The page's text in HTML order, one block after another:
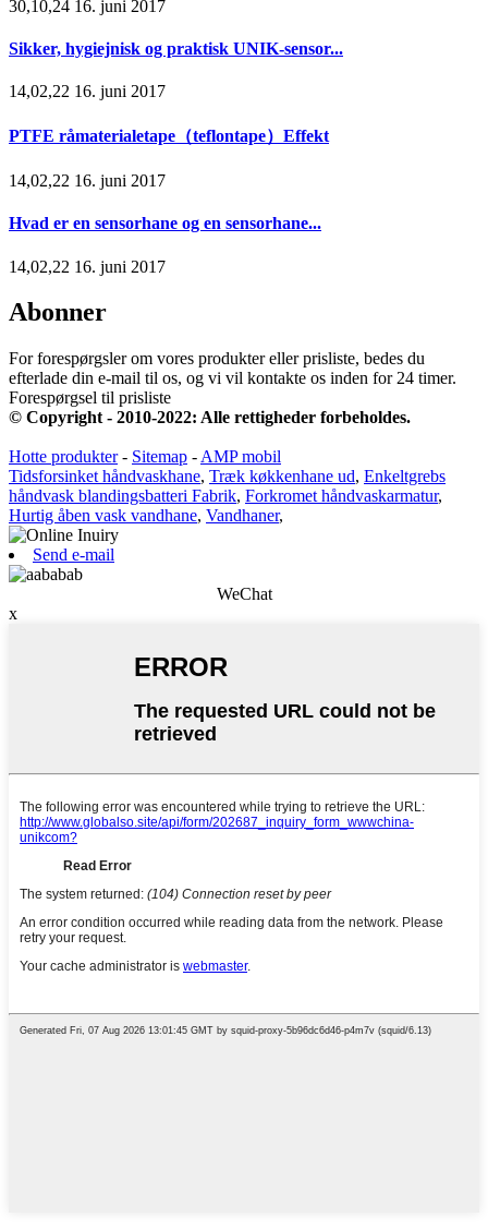
30,10,24 16. juni 2017
Sikker, hygiejnisk og praktisk UNIK-sensor...
14,02,22 16. juni 2017
PTFE råmaterialetape（teflontape）Effekt
14,02,22 16. juni 2017
Hvad er en sensorhane og en sensorhane...
14,02,22 16. juni 2017
Abonner
For forespørgsler om vores produkter eller prisliste, bedes du
efterlade din e-mail til os, og vi vil kontakte os inden for 24 timer.
Forespørgsel til prisliste
© Copyright - 2010-2022: Alle rettigheder forbeholdes.
Hotte produkter- Sitemap - AMP mobil
Tidsforsinket håndvaskhane, Træk køkkenhane ud, Enkeltgrebs
håndvask blandingsbatteri Fabrik, Forkromet håndvaskarmatur,
Hurtig åben vask vandhane, Vandhaner,
Send e-mail
WeChat
x